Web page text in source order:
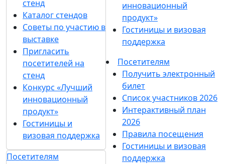
стенд
Каталог стендов
Советы по участию в
выставке
Пригласить
посетителей на
стенд
Конкурс «Лучший
инновационный
продукт»
Гостиницы и
визовая поддержка
Посетителям
инновационный
продукт»
Гостиницы и визовая
поддержка
Посетителям
Получить электронный
билет
Список участников 2026
Интерактивный план
2026
Правила посещения
Гостиницы и визовая
поддержка